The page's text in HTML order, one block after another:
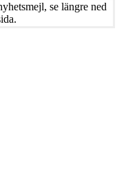
se längre ned